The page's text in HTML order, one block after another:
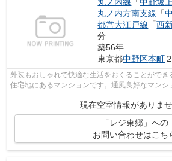
丸ノ内線 「中野坂
丸ノ内方南支線 「
都営大江戸線 「西
分
築56年
東京都中野区本町
外装もおしゃれで快適な生活をおくることができ
住宅地にあるマンションです。通風良好なマンシ
現在空室情報がありませ
「レジ東郷」への
お問い合わせはこち